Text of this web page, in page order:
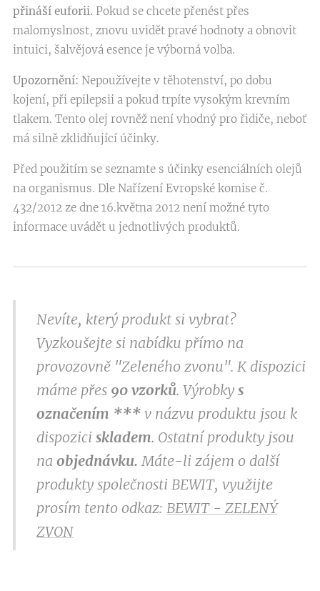
přináší euforii. Pokud se chcete přenést přes
malomyslnost, znovu uvidět pravé hodnoty a obnovit
intuici, šalvějová esence je výborná volba.
Upozornění: Nepoužívejte v těhotenství, po dobu
kojení, při epilepsii a pokud trpíte vysokým krevním
tlakem. Tento olej rovněž není vhodný pro řidiče, neboť
má silně zklidňující účinky.
Před použitím se seznamte s účinky esenciálních olejů
na organismus. Dle Nařízení Evropské komise č.
432/2012 ze dne 16.května 2012 není možné tyto
informace uvádět u jednotlivých produktů.
Nevíte, který produkt si vybrat?
Vyzkoušejte si nabídku přímo na
provozovně "Zeleného zvonu". K dispozici
máme přes 90 vzorků. Výrobky s
označením *** v názvu produktu jsou k
dispozici skladem. Ostatní produkty jsou
na objednávku. Máte-li zájem o další
produkty společnosti BEWIT, využijte
prosím tento odkaz: BEWIT - ZELENÝ
ZVON